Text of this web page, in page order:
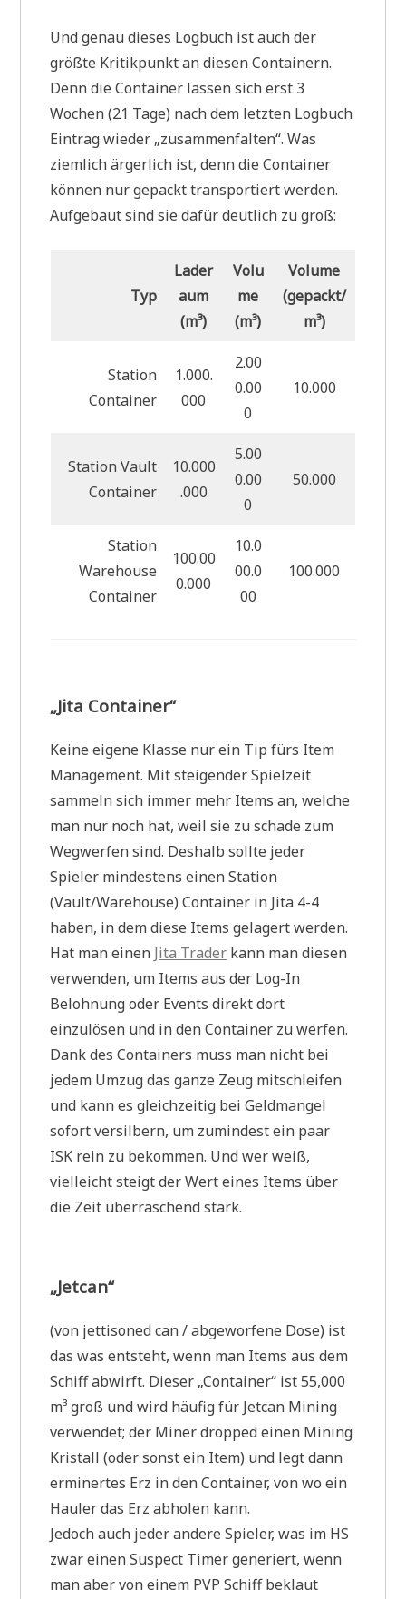
Und genau dieses Logbuch ist auch der
größte Kritikpunkt an diesen Containern.
Denn die Container lassen sich erst 3
Wochen (21 Tage) nach dem letzten Logbuch
Eintrag wieder „zusammenfalten“. Was
ziemlich ärgerlich ist, denn die Container
können nur gepackt transportiert werden.
Aufgebaut sind sie dafür deutlich zu groß:
Typ
Lader
aum
(m³)
Volu
me
(m³)
Volume
(gepackt/
m³)
Station
Container
1.000.
000
2.00
0.00
0
10.000
Station Vault
Container
10.000
.000
5.00
0.00
0
50.000
Station
Warehouse
Container
100.00
0.000
10.0
00.0
00
100.000
„Jita Container“
Keine eigene Klasse nur ein Tip fürs Item
Management. Mit steigender Spielzeit
sammeln sich immer mehr Items an, welche
man nur noch hat, weil sie zu schade zum
Wegwerfen sind. Deshalb sollte jeder
Spieler mindestens einen Station
(Vault/Warehouse) Container in Jita 4-4
haben, in dem diese Items gelagert werden.
Hat man einen Jita Trader kann man diesen
verwenden, um Items aus der Log-In
Belohnung oder Events direkt dort
einzulösen und in den Container zu werfen.
Dank des Containers muss man nicht bei
jedem Umzug das ganze Zeug mitschleifen
und kann es gleichzeitig bei Geldmangel
sofort versilbern, um zumindest ein paar
ISK rein zu bekommen. Und wer weiß,
vielleicht steigt der Wert eines Items über
die Zeit überraschend stark.
„Jetcan“
(von jettisoned can / abgeworfene Dose) ist
das was entsteht, wenn man Items aus dem
Schiff abwirft. Dieser „Container“ ist 55,000
m³ groß und wird häufig für Jetcan Mining
verwendet; der Miner dropped einen Mining
Kristall (oder sonst ein Item) und legt dann
erminertes Erz in den Container, von wo ein
Hauler das Erz abholen kann.
Jedoch auch jeder andere Spieler, was im HS
zwar einen Suspect Timer generiert, wenn
man aber von einem PVP Schiff beklaut